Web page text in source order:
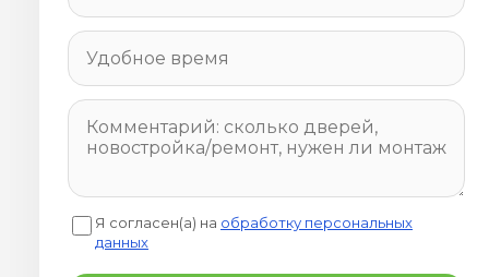
Я согласен(а) на обработку персональных
данных